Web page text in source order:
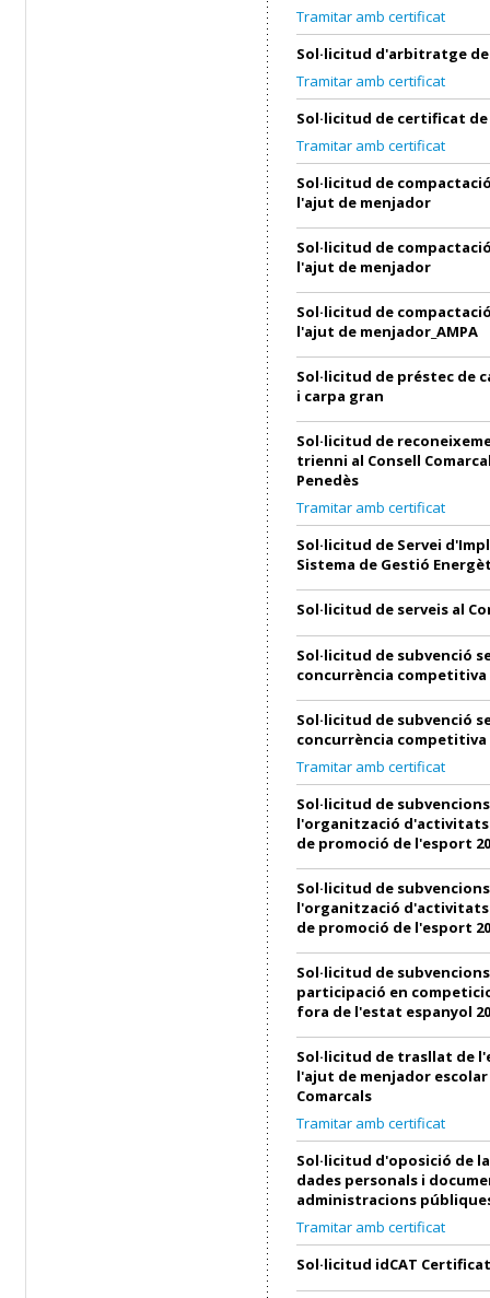
Tramitar amb certificat
Sol·licitud d'arbitratge
Tramitar amb certificat
Sol·licitud de certificat
Tramitar amb certificat
Sol·licitud de
l'ajut de menjador
Sol·licitud de
l'ajut de menjador
Sol·licitud de
l'ajut de menjador_AMPA
Sol·licitud de préstec de
i carpa gran
Sol·licitud de
trienni al Consell
Penedès
Tramitar amb certificat
Sol·licitud de Servei
Sistema de Gestió
Sol·licitud de serveis al
Sol·licitud de subvenció
concurrència competitiva
Sol·licitud de subvenció
concurrència competitiva
Tramitar amb certificat
Sol·licitud de
l'organització
de promoció de l'esport
Sol·licitud de
l'organització
de promoció de l'esport
Sol·licitud de
participació en
fora de l'estat espanyol
Sol·licitud de trasllat de
l'ajut de menjador
Comarcals
Tramitar amb certificat
Sol·licitud d'oposició de
dades personals i
administracions
Tramitar amb certificat
Sol·licitud idCAT Certificat